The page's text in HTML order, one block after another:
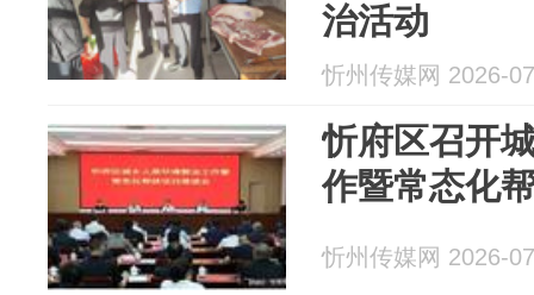
治活动
忻州传媒网 2026-
忻府区召开
作暨常态化
忻州传媒网 2026-